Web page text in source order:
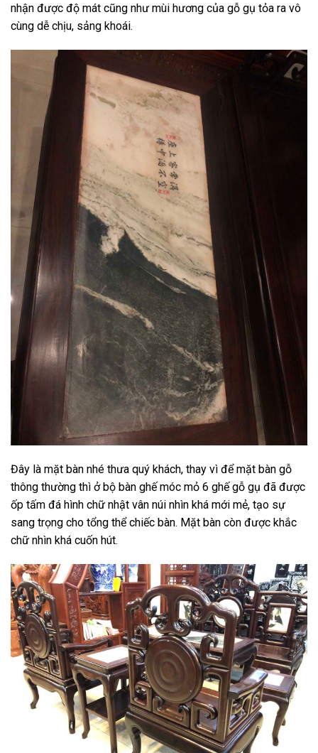
nhận được độ mát cũng như mùi hương của gỗ gụ tỏa ra vô
cùng dễ chịu, sảng khoái.
Đây là mặt bàn nhé thưa quý khách, thay vì để mặt bàn gỗ
thông thường thì ở bộ bàn ghế móc mỏ 6 ghế gỗ gụ đã được
ốp tấm đá hình chữ nhật vân núi nhìn khá mới mẻ, tạo sự
sang trọng cho tổng thể chiếc bàn. Mặt bàn còn được khắc
chữ nhìn khá cuốn hút.